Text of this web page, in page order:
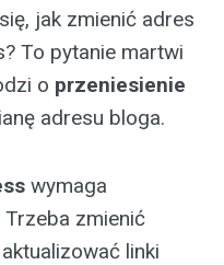
jak zmienić adres
To pytanie martwi
o przeniesienie
adresu bloga.
wymaga
zmienić
linki